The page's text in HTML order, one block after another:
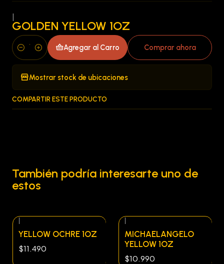
GOLDEN YELLOW 1OZ
Cantidad
Agregar al Carro Comprar ahora
Mostrar stock de ubicaciones
COMPARTIR ESTE PRODUCTO
También podría interesarte uno de
estos
YELLOW OCHRE 1OZ
$11.490
MICHAELANGELO
YELLOW 1OZ
$10.990